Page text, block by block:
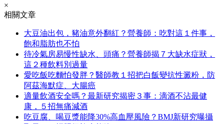
×
相關文章
大豆油出包，豬油意外翻紅？營養師：吃對這１件事，
飽和脂肪也不怕
待冷氣房易慢性缺水、頭痛？營養師揭７大缺水症狀，
這２種飲料別過量
愛吃飯吃麵怕發胖？醫師教１招把白飯變抗性澱粉，防
阿茲海默症、大腸癌
適量飲酒安全嗎？最新研究揭密３事：滴酒不沾最健
康，５招無痛減酒
吃豆腐、喝豆漿能降30%高血壓風險？BMJ新研究曝攝